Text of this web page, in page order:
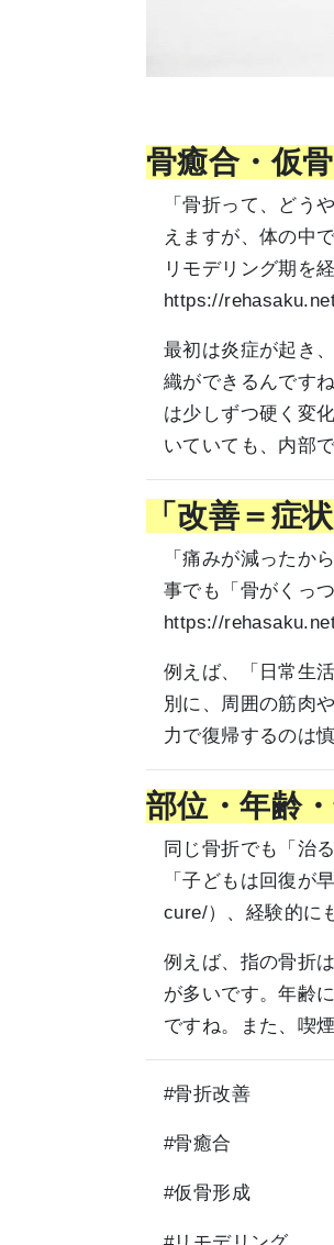
骨癒合・仮
「骨折って、どう
えますが、体の中
リモデリング期を
https://
最初は炎症が起き
織ができるんです
は少しずつ硬く変
いていても、内部
「改善＝症
「痛みが減ったか
事でも「骨がくっ
https://
例えば、「日常生
別に、周囲の筋肉
力で復帰するのは
部位・年齢
同じ骨折でも「治
「子どもは回復が
cure/）、経験的に
例えば、指の骨折
が多いです。年齢
ですね。また、喫
#骨折改善
#骨癒合
#仮骨形成